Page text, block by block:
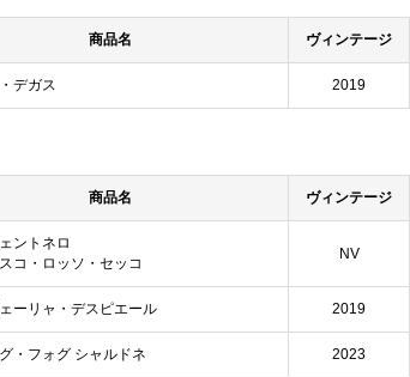
商品名 ヴィンテージ
デガス 2019
商品名 ヴィンテージ
ントネロ
コ・ロッソ・セッコ
NV
ーリャ・デスピエール 2019
・フォグ シャルドネ 2023